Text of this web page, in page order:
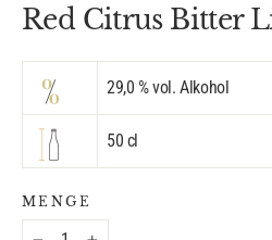
Red Citrus Bitter
29,0 % vol. Alkohol
50 cl
MENGE